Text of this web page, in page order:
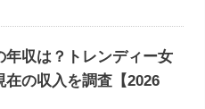
年収は？トレンディー女
在の収入を調査【2026